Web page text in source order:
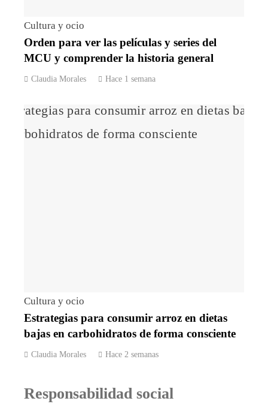
Cultura y ocio
Orden para ver las películas y series del
MCU y comprender la historia general
Claudia Morales Hace 1 semana
Cultura y ocio
Estrategias para consumir arroz en dietas
bajas en carbohidratos de forma consciente
Claudia Morales Hace 2 semanas
Responsabilidad social